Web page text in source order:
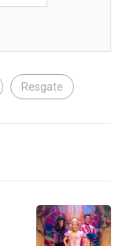
Resgate